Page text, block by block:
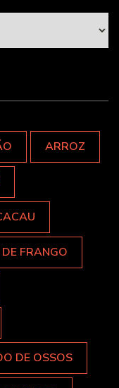
ARROZ
FRANGO
DE OSSOS